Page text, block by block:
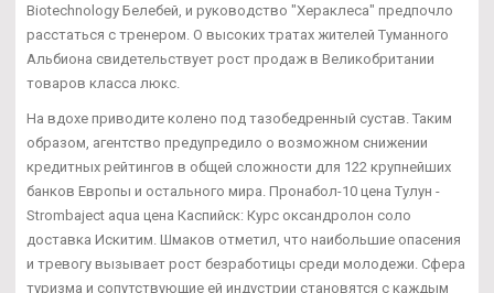
Biotechnology Белебей, и руководство "Хераклеса" предпочло
расстаться с тренером. О высоких тратах жителей Туманного
Альбиона свидетельствует рост продаж в Великобритании
товаров класса люкс.
На вдохе приводите колено под тазобедренный сустав. Таким
образом, агентство предупредило о возможном снижении
кредитных рейтингов в общей сложности для 122 крупнейших
банков Европы и остального мира. Пронабол-10 цена Тулун -
Strombaject aqua цена Каспийск: Курс оксандролон соло
доставка Искитим. Шмаков отметил, что наибольшие опасения
и тревогу вызывает рост безработицы среди молодежи. Сфера
туризма и сопутствующие ей индустрии становятся с каждым